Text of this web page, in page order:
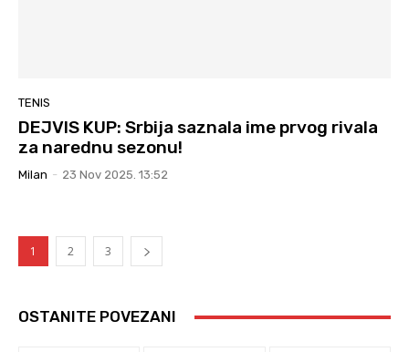
TENIS
DEJVIS KUP: Srbija saznala ime prvog rivala
za narednu sezonu!
Milan - 23 Nov 2025. 13:52
1 2 3
OSTANITE POVEZANI